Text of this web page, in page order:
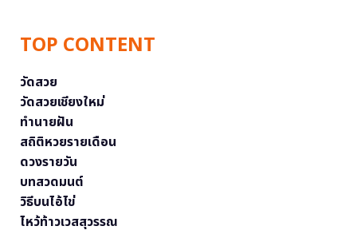
TOP CONTENT
วัดสวย
วัดสวยเชียงใหม่
ทำนายฝัน
สถิติหวยรายเดือน
ดวงรายวัน
บทสวดมนต์
วิธีบนไอ้ไข่
ไหว้ท้าวเวสสุวรรณ